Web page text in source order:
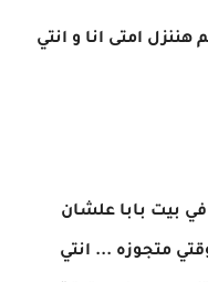
امتى انا و انتي
بيت بابا علشان
متجوزه ... انتي